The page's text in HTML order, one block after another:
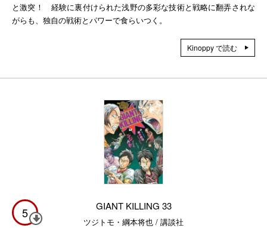
と激突！ 経験に裏付けられた浅野の多彩な技術と戦略に翻弄されな
がらも、独自の戦術とパワーで食らいつく。
Kinoppy で読む
5 GIANT KILLING 33
ツジトモ・綱本将也 / 講談社